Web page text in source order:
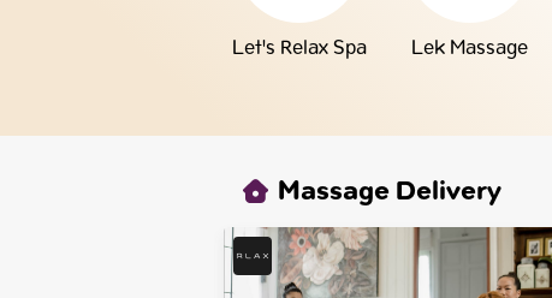
Let's Relax Spa Lek Massage
Massage Delivery